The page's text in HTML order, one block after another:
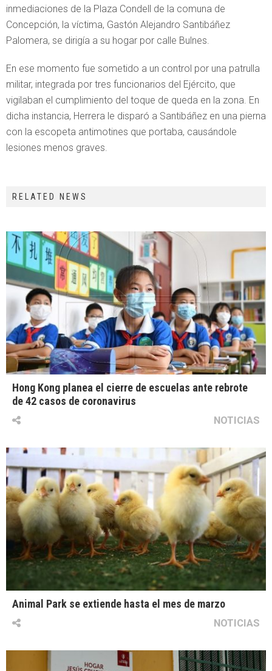
inmediaciones de la Plaza Condell de la comuna de
Concepción, la víctima, Gastón Alejandro Santibáñez
Palomera, se dirigía a su hogar por calle Bulnes.
En ese momento fue sometido a un control por una patrulla
militar, integrada por tres funcionarios del Ejército, que
vigilaban el cumplimiento del toque de queda en la zona. En
dicha instancia, Herrera le disparó a Santibáñez en una pierna
con la escopeta antimotines que portaba, causándole
lesiones menos graves.
RELATED NEWS
Hong Kong planea el cierre de escuelas ante rebrote
de 42 casos de coronavirus
NOTICIAS
Animal Park se extiende hasta el mes de marzo
NOTICIAS